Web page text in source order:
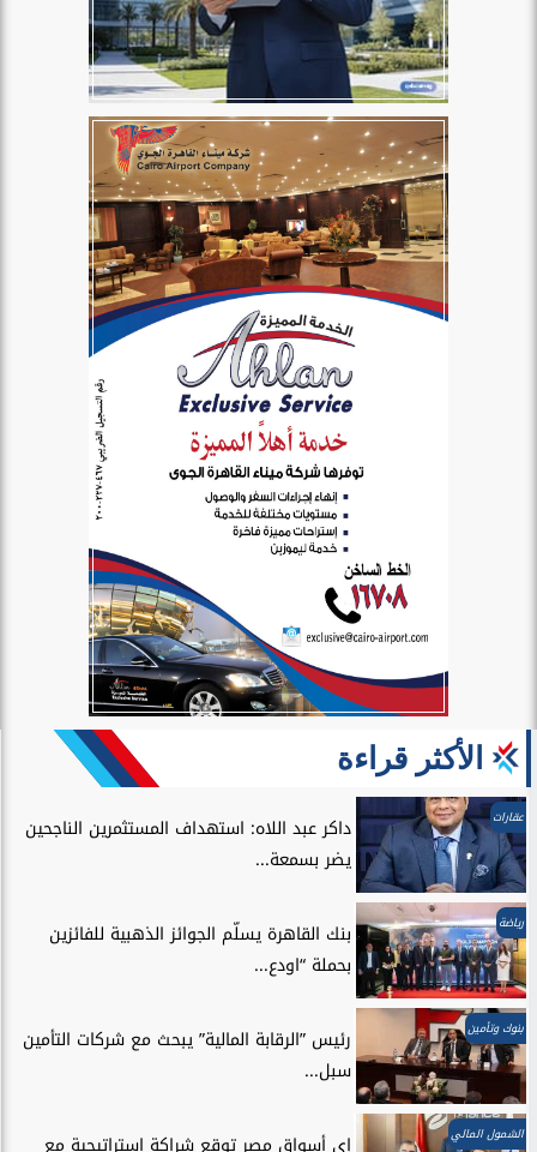
الأكثر قراءة
عقارات
داكر عبد اللاه: استهداف المستثمرين الناجحين
يضر بسمعة...
رياضة
بنك القاهرة يسلّم الجوائز الذهبية للفائزين
بحملة “اودع...
بنوك وتأمين
رئيس ”الرقابة المالية” يبحث مع شركات التأمين
سبل...
الشمول المالي